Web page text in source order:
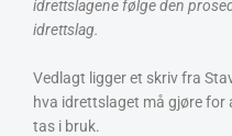
idrettslagene følge den
idrettslag.
Vedlagt ligger et skriv fra
hva idrettslaget må gjøre for
tas i bruk.